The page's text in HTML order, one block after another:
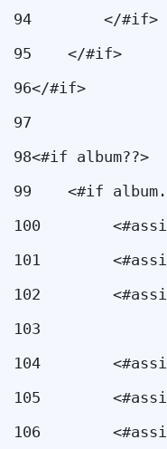
94
        </#if>
95
    </#if>
96</#if>
97
98<#if album??>
99
<#if
100
101
102
103
104
105
106